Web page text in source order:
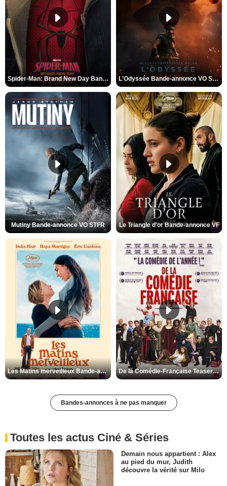
Spider-Man: Brand New Day Bande-annonce VO STFR L'Odyssée Bande-annonce VO STFR
Mutiny Bande-annonce VO STFR Le Triangle d'or Bande-annonce VF
Les Matins merveilleux Bande-annonce VF De la Comédie-Française Teaser VF
Bandes-annonces à ne pas manquer
Toutes les actus Ciné & Séries
Demain nous appartient : Alex
au pied du mur, Judith
découvre la vérité sur Milo